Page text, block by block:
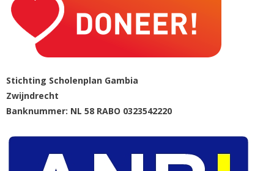
Stichting Scholenplan Gambia
Zwijndrecht
Banknummer: NL 58 RABO 0323542220